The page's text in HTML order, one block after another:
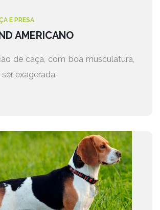
E PRESA
AMERICANO
de caça, com boa musculatura,
exagerada.